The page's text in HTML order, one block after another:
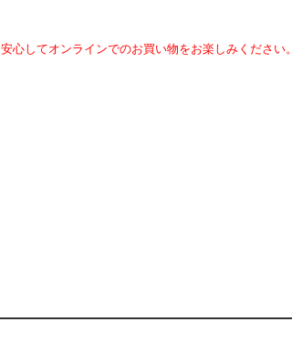
安心してオンラインでのお買い物をお楽しみください。